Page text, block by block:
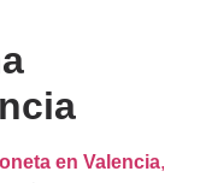
en Valencia,